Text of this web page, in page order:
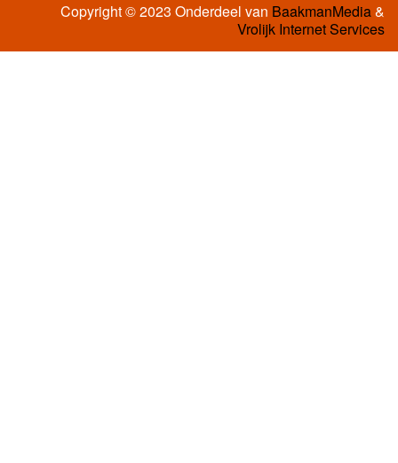
Copyright © 2023 Onderdeel van BaakmanMedia&
Vrolijk Internet Services